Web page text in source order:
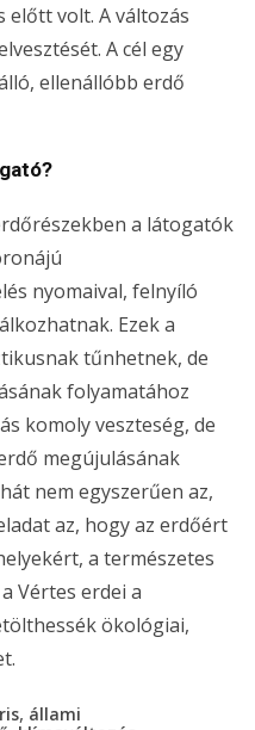
előtt volt. A változás
A cél egy
ellenállóbb erdő
a látogatók
nyomaival, felnyíló
Ezek a
tűnhetnek, de
folyamatához
komoly veszteség, de
megújulásának
nem egyszerűen az,
az, hogy az erdőért
a természetes
Vértes erdei a
ökológiai,
, állami